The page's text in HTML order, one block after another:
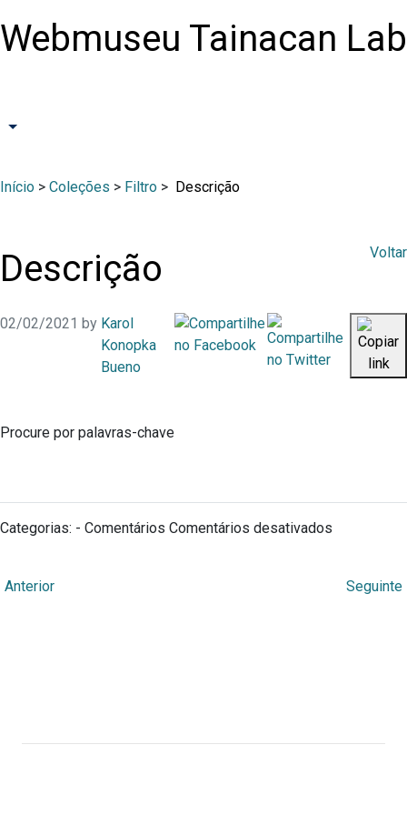
Webmuseu Tainacan Lab
Início > Coleções > Filtro > Descrição
Descrição Voltar
02/02/2021 by Karol
Konopka
Bueno
Procure por palavras-chave
Categorias: - Comentários Comentários desativados
Anterior Seguinte